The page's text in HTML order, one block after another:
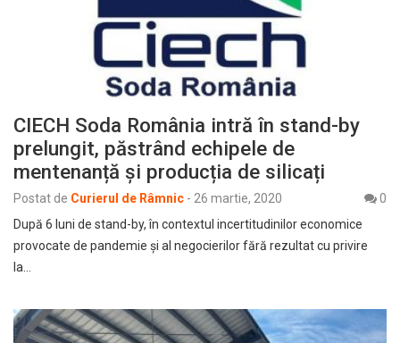
CIECH Soda România intră în stand-by
prelungit, păstrând echipele de
mentenanță și producția de silicați
Postat de Curierul de Râmnic - 26 martie, 2020
0
După 6 luni de stand-by, în contextul incertitudinilor economice
provocate de pandemie și al negocierilor fără rezultat cu privire
la…